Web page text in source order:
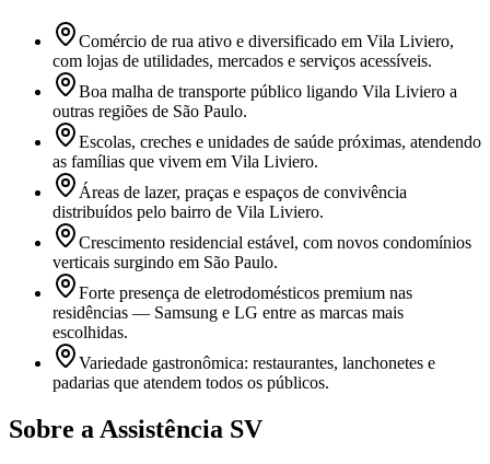
Comércio de rua ativo e diversificado em Vila Liviero,
com lojas de utilidades, mercados e serviços acessíveis.
Boa malha de transporte público ligando Vila Liviero a
outras regiões de São Paulo.
Escolas, creches e unidades de saúde próximas, atendendo
as famílias que vivem em Vila Liviero.
Áreas de lazer, praças e espaços de convivência
distribuídos pelo bairro de Vila Liviero.
Crescimento residencial estável, com novos condomínios
verticais surgindo em São Paulo.
Forte presença de eletrodomésticos premium nas
residências — Samsung e LG entre as marcas mais
escolhidas.
Variedade gastronômica: restaurantes, lanchonetes e
padarias que atendem todos os públicos.
Sobre a Assistência SV